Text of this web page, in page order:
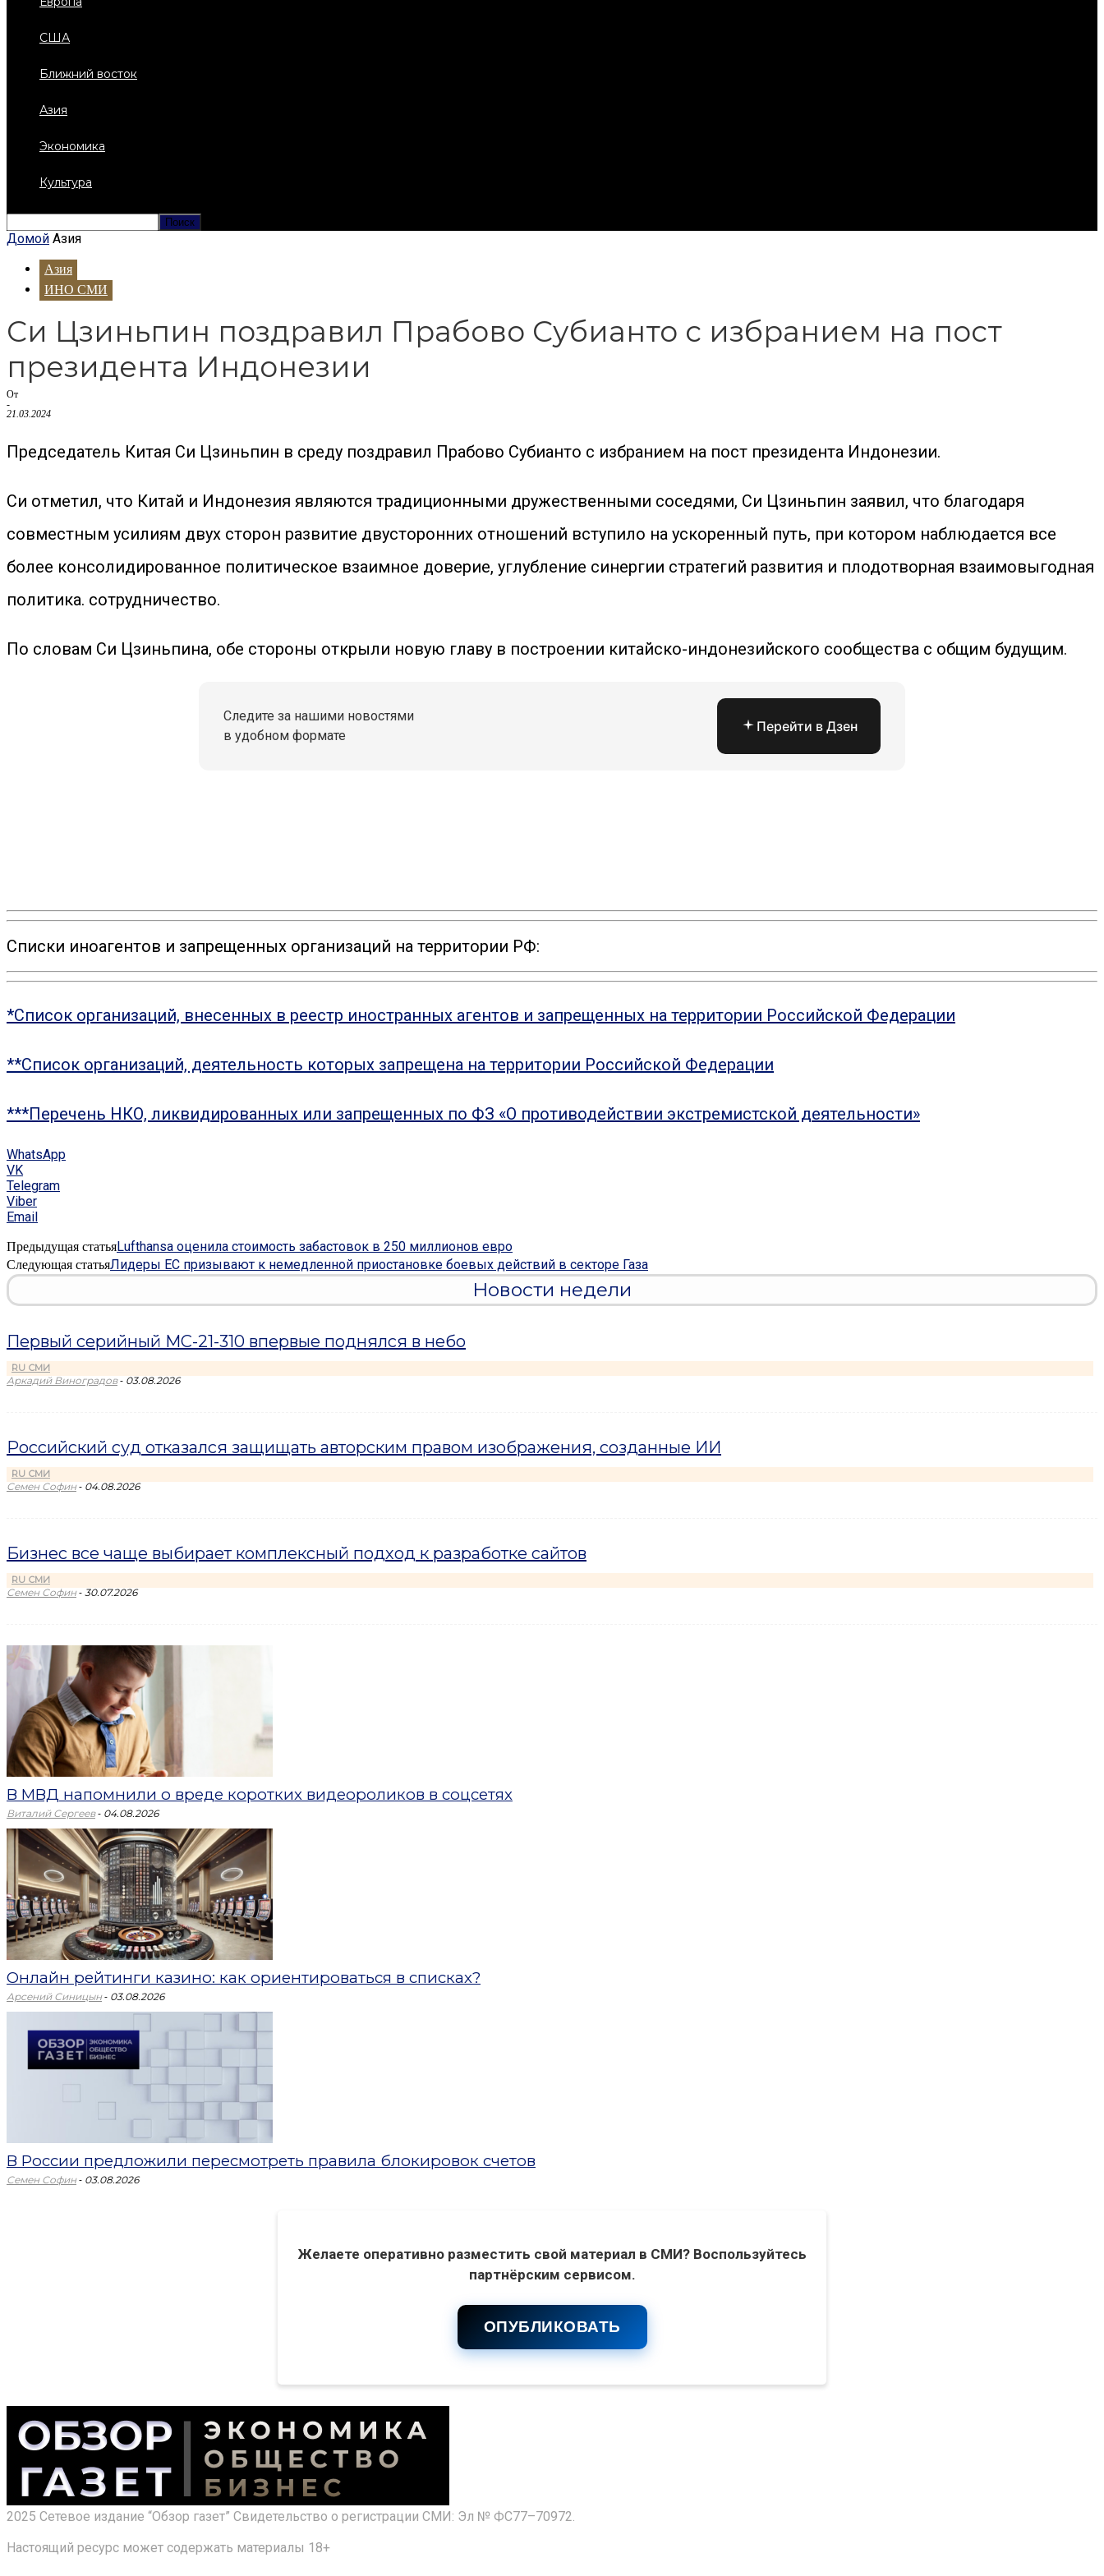
США
Ближний восток
Азия
Экономика
Культура
Домой Азия
Азия
ИНО СМИ
Си Цзиньпин поздравил Прабово Субианто с избранием на пост
президента Индонезии
От
-
21.03.2024
Председатель Китая Си Цзиньпин в среду поздравил Прабово Субианто с избранием на пост президента Индонезии.
Си отметил, что Китай и Индонезия являются традиционными дружественными соседями, Си Цзиньпин заявил, что благодаря
совместным усилиям двух сторон развитие двусторонних отношений вступило на ускоренный путь, при котором наблюдается все
более консолидированное политическое взаимное доверие, углубление синергии стратегий развития и плодотворная взаимовыгодная
политика. сотрудничество.
По словам Си Цзиньпина, обе стороны открыли новую главу в построении китайско-индонезийского сообщества с общим будущим.
Следите за нашими новостями
в удобном формате
Перейти в Дзен
Списки иноагентов и запрещенных организаций на территории РФ:
*Список организаций, внесенных в реестр иностранных агентов и запрещенных на территории Российской Федерации
**Список организаций, деятельность которых запрещена на территории Российской Федерации
***Перечень НКО, ликвидированных или запрещенных по ФЗ «О противодействии экстремистской деятельности»
WhatsApp
VK
Telegram
Viber
Email
Предыдущая статьяLufthansa оценила стоимость забастовок в 250 миллионов евро
Следующая статьяЛидеры ЕС призывают к немедленной приостановке боевых действий в секторе Газа
Новости недели
Первый серийный МС-21-310 впервые поднялся в небо
RU СМИ
Аркадий Виноградов - 03.08.2026
Российский суд отказался защищать авторским правом изображения, созданные ИИ
RU СМИ
Семен Софин - 04.08.2026
Бизнес все чаще выбирает комплексный подход к разработке сайтов
RU СМИ
Семен Софин - 30.07.2026
В МВД напомнили о вреде коротких видеороликов в соцсетях
Виталий Сергеев - 04.08.2026
Онлайн рейтинги казино: как ориентироваться в списках?
Арсений Синицын - 03.08.2026
В России предложили пересмотреть правила блокировок счетов
Семен Софин - 03.08.2026
Желаете оперативно разместить свой материал в СМИ? Воспользуйтесь
партнёрским сервисом.
ОПУБЛИКОВАТЬ
2025 Сетевое издание “Обзор газет” Свидетельство о регистрации СМИ: Эл № ФС77–70972.
Настоящий ресурс может содержать материалы 18+